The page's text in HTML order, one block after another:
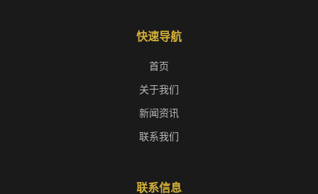
快速导航
首页
关于我们
新闻资讯
联系我们
联系信息